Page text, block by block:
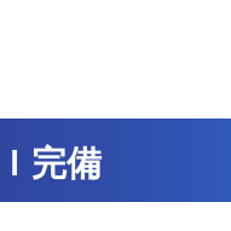
完備